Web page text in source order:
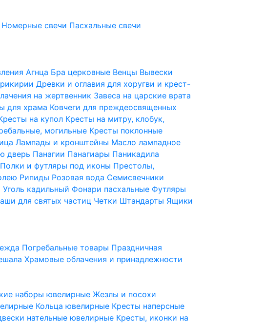
Номерные свечи Пасхальные свечи
Агнца Бра церковные Венцы Вывески
Древки и оглавия для хоругви и крест-
на жертвенник Завеса на царские врата
для храма Ковчеги для преждеосвященных
на купол Кресты на митру, клобук,
могильные Кресты поклонные
Лампады и кронштейны Масло лампадное
дверь Панагии Панагиары Паникадила
Полки и футляры под иконы Престолы,
Рипиды Розовая вода Семисвечники
Уголь кадильный Фонари пасхальные Футляры
для святых частиц Четки Штандарты Ящики
Погребальные товары Праздничная
Храмовые облачения и принадлежности
наборы ювелирныеЖезлы и посохи
Кольца ювелирные Кресты наперсные
нательные ювелирные Кресты, иконки на